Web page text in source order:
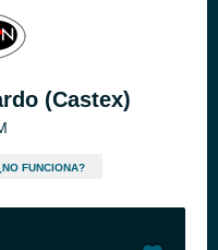
(Castex)
FUNCIONA?